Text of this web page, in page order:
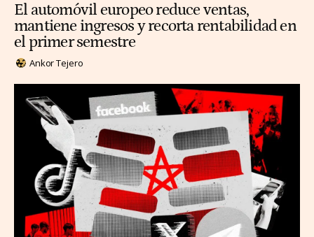
El automóvil europeo reduce ventas,
mantiene ingresos y recorta rentabilidad en
el primer semestre
Ankor Tejero